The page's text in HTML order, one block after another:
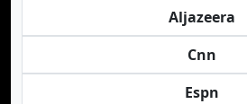
Aljazeera
Cnn
Espn